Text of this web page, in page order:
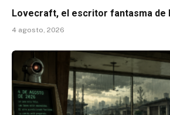
Lovecraft, el escritor fantasma de
4 agosto, 2026